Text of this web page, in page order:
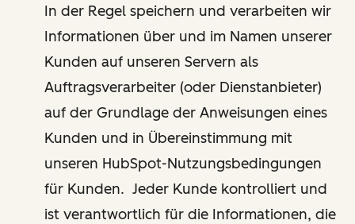
In der Regel speichern und verarbeiten wir
Informationen über und im Namen unserer
Kunden auf unseren Servern als
Auftragsverarbeiter (oder Dienstanbieter)
auf der Grundlage der Anweisungen eines
Kunden und in Übereinstimmung mit
unseren HubSpot-Nutzungsbedingungen
für Kunden. Jeder Kunde kontrolliert und
ist verantwortlich für die Informationen, die